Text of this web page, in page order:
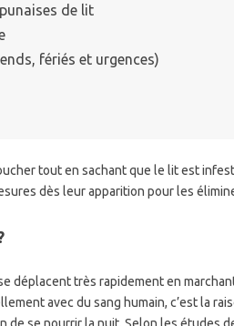
de lit
fériés et urgences)
tout en sachant que le lit est
dès leur apparition pour les
déplacent très rapidement en
avec du sang humain, c’est la
se nourrir la nuit. Selon les études